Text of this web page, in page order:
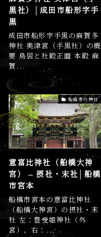
黒社）│成田市船形字手
黒
成田市船形字手黒の麻賀多
神社 奥津宮（手黒社）の概
要 鳥居と社殿正面 本殿 麻
賀...
船橋市の神社
意富比神社（船橋大神
宮） – 摂社・末社│船橋
市宮本
船橋市宮本の意富比神社
（船橋大神宮）の摂社・末
社 左：豊受姫神社（外
宮）、右：...